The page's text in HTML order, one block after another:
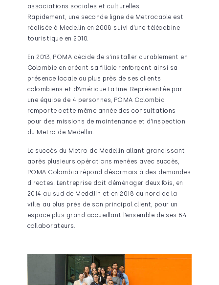
associations sociales et culturelles.
Rapidement, une seconde ligne de Metrocable est
réalisée à Medellin en 2008 suivi d’une télécabine
touristique en 2010.
En 2013, POMA décide de s’installer durablement en
Colombie en créant sa filiale renforçant ainsi sa
présence locale au plus près de ses clients
colombiens et d’Amérique Latine. Représentée par
une équipe de 4 personnes, POMA Colombia
remporte cette même année des consultations
pour des missions de maintenance et d’inspection
du Metro de Medellin.
Le succès du Metro de Medellin allant grandissant
après plusieurs opérations menées avec succès,
POMA Colombia répond désormais à des demandes
directes. L’entreprise doit déménager deux fois, en
2014 au sud de Medellin et en 2018 au nord de la
ville, au plus près de son principal client, pour un
espace plus grand accueillant l’ensemble de ses 84
collaborateurs.